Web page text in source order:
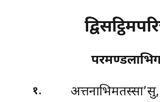
१.